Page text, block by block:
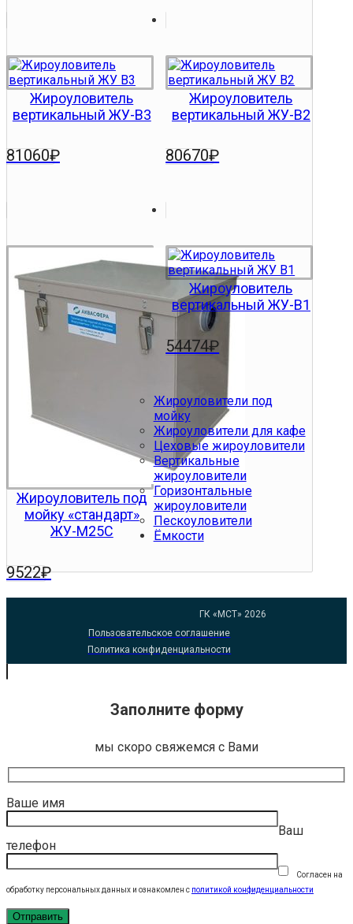
Жироуловитель
вертикальный ЖУ-В3
81060₽
Жироуловитель
вертикальный ЖУ-В2
80670₽
Жироуловитель под
мойку «стандарт»
ЖУ-М25С
9522₽
Жироуловитель
вертикальный ЖУ-В1
54474₽
Жироуловители под
мойку
Жироуловители для кафе
Цеховые жироуловители
Вертикальные
жироуловители
Горизонтальные
жироуловители
Пескоуловители
Ёмкости
ГК «МСТ» 2026
Пользовательское соглашение
Политика конфиденциальности
Заполните форму
мы скоро свяжемся с Вами
Ваше имя
Ваш
телефон
Согласен на
обработку персональных данных и ознакомлен с политикой конфиденциальности